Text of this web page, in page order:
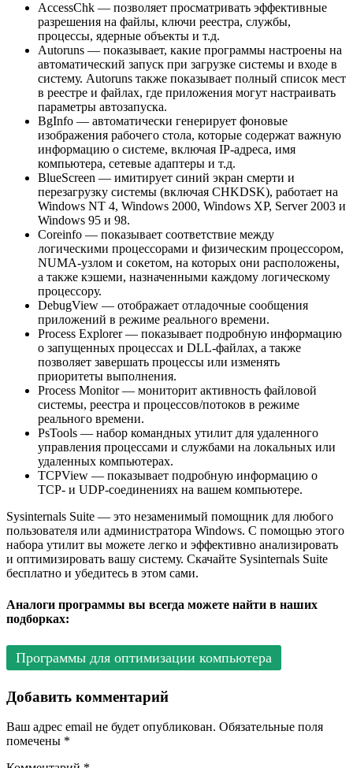
AccessChk — позволяет просматривать эффективные
разрешения на файлы, ключи реестра, службы,
процессы, ядерные объекты и т.д.
Autoruns — показывает, какие программы настроены на
автоматический запуск при загрузке системы и входе в
систему. Autoruns также показывает полный список мест
в реестре и файлах, где приложения могут настраивать
параметры автозапуска.
BgInfo — автоматически генерирует фоновые
изображения рабочего стола, которые содержат важную
информацию о системе, включая IP-адреса, имя
компьютера, сетевые адаптеры и т.д.
BlueScreen — имитирует синий экран смерти и
перезагрузку системы (включая CHKDSK), работает на
Windows NT 4, Windows 2000, Windows XP, Server 2003 и
Windows 95 и 98.
Coreinfo — показывает соответствие между
логическими процессорами и физическим процессором,
NUMA-узлом и сокетом, на которых они расположены,
а также кэшеми, назначенными каждому логическому
процессору.
DebugView — отображает отладочные сообщения
приложений в режиме реального времени.
Process Explorer — показывает подробную информацию
о запущенных процессах и DLL-файлах, а также
позволяет завершать процессы или изменять
приоритеты выполнения.
Process Monitor — мониторит активность файловой
системы, реестра и процессов/потоков в режиме
реального времени.
PsTools — набор командных утилит для удаленного
управления процессами и службами на локальных или
удаленных компьютерах.
TCPView — показывает подробную информацию о
TCP- и UDP-соединениях на вашем компьютере.
Sysinternals Suite — это незаменимый помощник для любого
пользователя или администратора Windows. С помощью этого
набора утилит вы можете легко и эффективно анализировать
и оптимизировать вашу систему. Скачайте Sysinternals Suite
бесплатно и убедитесь в этом сами.
Аналоги программы вы всегда можете найти в наших
подборках:
Программы для оптимизации компьютера
Добавить комментарий
Ваш адрес email не будет опубликован. Обязательные поля
помечены *